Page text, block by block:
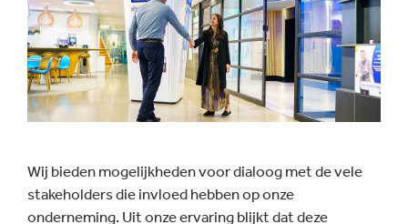
Downloadcentrum
Wij bieden mogelijkheden voor dialoog met de vele
stakeholders die invloed hebben op onze
onderneming. Uit onze ervaring blijkt dat deze